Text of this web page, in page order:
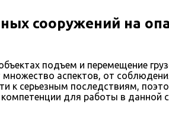
сооружений на
подъем и перемещение
аспектов, от
серьезным последствиям,
для работы в данной